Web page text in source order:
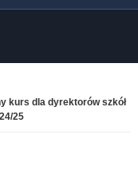
kurs dla dyrektorów szkół
25